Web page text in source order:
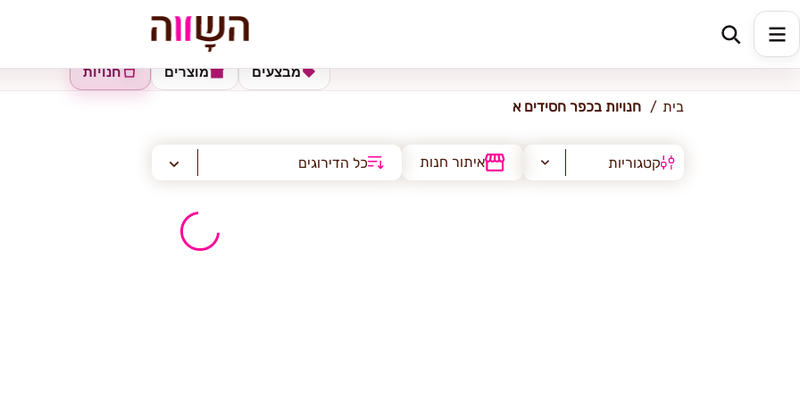
כפר חסידים א'
חנויות מוצרים מבצעים
בית חנויות בכפר חסידים א
קטגוריות איתור חנות כל הדירוגים